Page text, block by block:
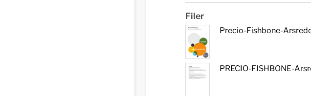
Filer
Precio-Fishbone-
PRECIO-FISHBONE-